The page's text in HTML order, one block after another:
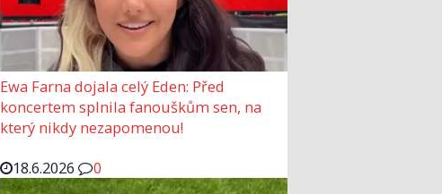
Ewa Farna dojala celý Eden: Před
koncertem splnila fanouškům sen, na
který nikdy nezapomenou!
18.6.2026
0